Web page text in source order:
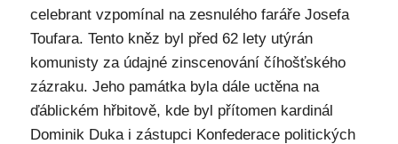
celebrant vzpomínal na zesnulého faráře Josefa
Toufara. Tento kněz byl před 62 lety utýrán
komunisty za údajné zinscenování číhošťského
zázraku. Jeho památka byla dále uctěna na
ďáblickém hřbitově, kde byl přítomen kardinál
Dominik Duka i zástupci Konfederace politických